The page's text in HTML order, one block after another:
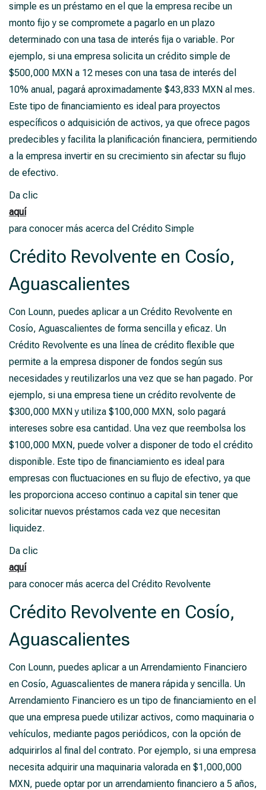
simple es un préstamo en el que la empresa recibe un
monto fijo y se compromete a pagarlo en un plazo
determinado con una tasa de interés fija o variable. Por
ejemplo, si una empresa solicita un crédito simple de
$500,000 MXN a 12 meses con una tasa de interés del
10% anual, pagará aproximadamente $43,833 MXN al mes.
Este tipo de financiamiento es ideal para proyectos
específicos o adquisición de activos, ya que ofrece pagos
predecibles y facilita la planificación financiera, permitiendo
a la empresa invertir en su crecimiento sin afectar su flujo
de efectivo.
Da clic
aquí
para conocer más acerca del Crédito Simple
Crédito Revolvente en Cosío,
Aguascalientes
Con Lounn, puedes aplicar a un Crédito Revolvente en
Cosío, Aguascalientes de forma sencilla y eficaz. Un
Crédito Revolvente es una línea de crédito flexible que
permite a la empresa disponer de fondos según sus
necesidades y reutilizarlos una vez que se han pagado. Por
ejemplo, si una empresa tiene un crédito revolvente de
$300,000 MXN y utiliza $100,000 MXN, solo pagará
intereses sobre esa cantidad. Una vez que reembolsa los
$100,000 MXN, puede volver a disponer de todo el crédito
disponible. Este tipo de financiamiento es ideal para
empresas con fluctuaciones en su flujo de efectivo, ya que
les proporciona acceso continuo a capital sin tener que
solicitar nuevos préstamos cada vez que necesitan
liquidez.
Da clic
aquí
para conocer más acerca del Crédito Revolvente
Crédito Revolvente en Cosío,
Aguascalientes
Con Lounn, puedes aplicar a un Arrendamiento Financiero
en Cosío, Aguascalientes de manera rápida y sencilla. Un
Arrendamiento Financiero es un tipo de financiamiento en el
que una empresa puede utilizar activos, como maquinaria o
vehículos, mediante pagos periódicos, con la opción de
adquirirlos al final del contrato. Por ejemplo, si una empresa
necesita adquirir una maquinaria valorada en $1,000,000
MXN, puede optar por un arrendamiento financiero a 5 años,